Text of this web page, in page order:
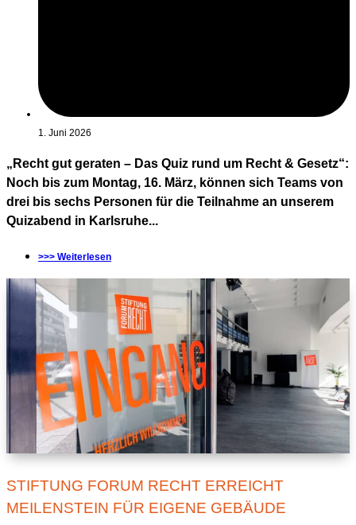
1. Juni 2026
„Recht gut geraten – Das Quiz rund um Recht & Gesetz“:
Noch bis zum Montag, 16. März, können sich Teams von
drei bis sechs Personen für die Teilnahme an unserem
Quizabend in Karlsruhe...
>>> Weiterlesen
STIFTUNG FORUM RECHT ERREICHT
MEILENSTEIN FÜR EIGENE GEBÄUDE